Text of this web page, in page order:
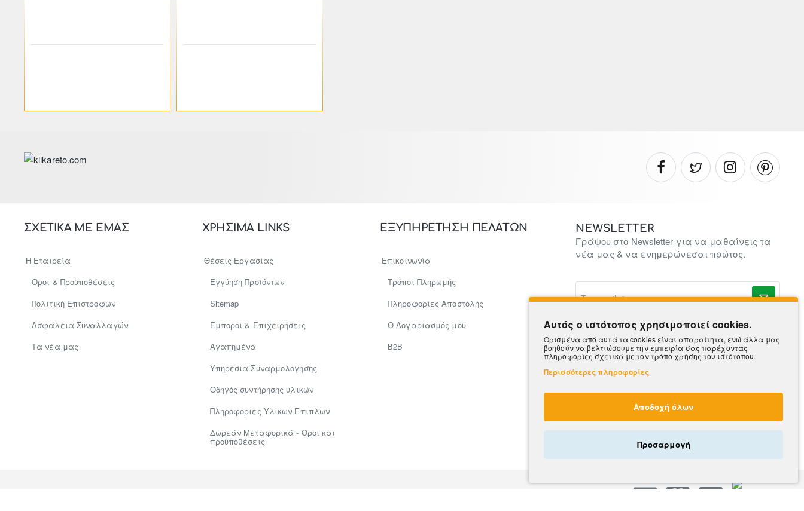
ΣΧΕΤΙΚΑ ΜΕ ΕΜΑΣ
Η Εταιρεία
Όροι & Προϋποθέσεις
Πολιτική Επιστροφών
Ασφάλεια Συναλλαγών
Tα νέα μας
ΧΡΗΣΙΜΑ LINKS
Θέσεις Εργασίας
Εγγύηση Προϊόντων
Sitemap
Έμποροι & Επιχειρήσεις
Αγαπημένα
Υπηρεσια Συναρμολογησης
Οδηγός συντήρησης υλικών
Πληροφοριες Υλικων Επιπλων
Δωρεάν Μεταφορικά - Όροι και
προϋποθέσεις
ΕΞΥΠΗΡΕΤΗΣΗ ΠΕΛΑΤΩΝ
Επικοινωνία
Τρόποι Πληρωμής
Πληροφορίες Αποστολής
Ο Λογαριασμός μου
Β2Β
NEWSLETTER
Γράψου στο Newsletter για να μαθαίνεις τα
νέα μας & να ενημερώνεσαι πρώτος.
e-
σας..
Αυτός ο ιστότοπος χρησιμοποιεί cookies.
Ορισμένα από αυτά τα cookies είναι απαραίτητα, ενώ άλλα μας
βοηθούν να βελτιώσουμε την εμπειρία σας παρέχοντας
πληροφορίες σχετικά με τον τρόπο χρήσης του ιστότοπου.
Περισσότερες πληροφορίες
Αποδοχή όλων
Προσαρμογή